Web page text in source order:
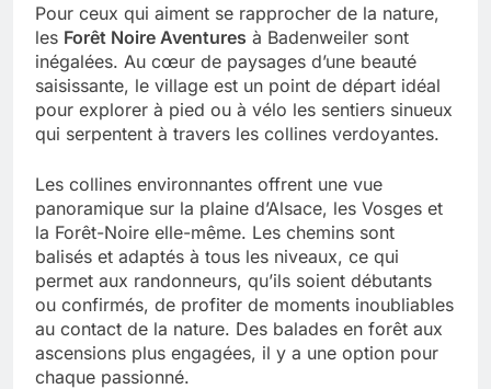
Pour ceux qui aiment se rapprocher de la nature,
les Forêt Noire Aventures à Badenweiler sont
inégalées. Au cœur de paysages d’une beauté
saisissante, le village est un point de départ idéal
pour explorer à pied ou à vélo les sentiers sinueux
qui serpentent à travers les collines verdoyantes.
Les collines environnantes offrent une vue
panoramique sur la plaine d’Alsace, les Vosges et
la Forêt-Noire elle-même. Les chemins sont
balisés et adaptés à tous les niveaux, ce qui
permet aux randonneurs, qu’ils soient débutants
ou confirmés, de profiter de moments inoubliables
au contact de la nature. Des balades en forêt aux
ascensions plus engagées, il y a une option pour
chaque passionné.